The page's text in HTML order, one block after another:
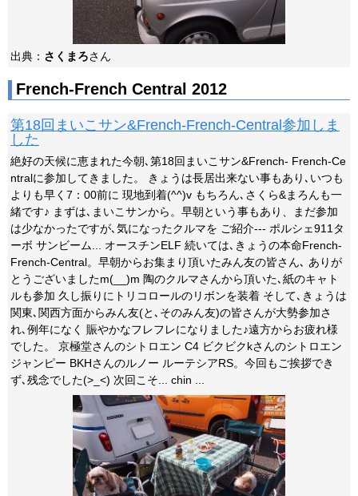
出典： さくまろさん
French-French Central 2012
第18回まいこサン&French-French-Central参加しま
した
絶好の天候に恵まれた今朝､第18回まいこサン&French- French-Ce
ntralに参加してきました。 きょうは長居出来ない事もあり､いつも
よりも早く7：00前に 現地到着(^^)v もちろん､さくら&まろんも一
緒です♪ まずは､まいこサンから。早朝という事もあり、まだ参加
は少なかったですが､気になったクルマを ご紹介--- ポルシェ911タ
ーボ サンビーム... オースチンELF 続いては､きょうの本命French-
French-Central。早朝からお集まり頂いたみん友の皆さん､ ありが
とうございましたm(__)m 陶のクルマさんから頂いた､紙のキャト
ルも参加 久し振りにトリコロールのリボンを装着 そして､きょうは
関東､関西方面からみん友(と､そのみん友)の皆さんが大勢参加さ
れ､例年になく 賑やかなフレフレになりました♪遠方からお疲れ様
でした。 京極堂さんのシトロエン C4 ビクビクkさんのシトロエン
ジャンピー BKHさんのルノー ルーテシアRS。今回もご挨拶でき
ず､残念でした(>_<) 次回こそ... chin ...